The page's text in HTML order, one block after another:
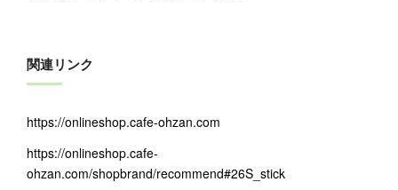
関連リンク
https://onlineshop.cafe-ohzan.com
https://onlineshop.cafe-
ohzan.com/shopbrand/recommend#26S_stick